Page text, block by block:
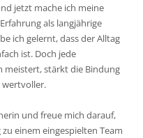
jetzt mache ich meine
als langjährige
ich gelernt, dass der Alltag
ist. Doch jede
meistert, stärkt die Bindung
wertvoller.
und freue mich darauf,
einem eingespielten Team